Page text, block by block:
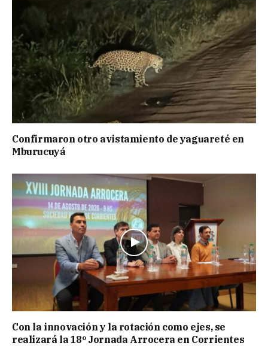
Confirmaron otro avistamiento de yaguareté en
Mburucuyá
Con la innovación y la rotación como ejes, se
realizará la 18º Jornada Arrocera en Corrientes